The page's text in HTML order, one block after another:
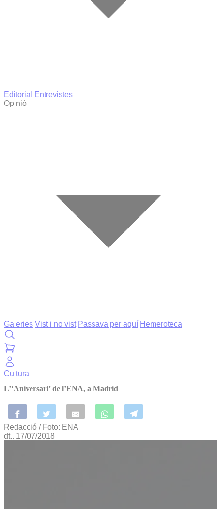
Editorial
Entrevistes
Opinió
Galeries Vist i no vist Passava per aquí Hemeroteca
Cultura
L’‘Aniversari’ de l’ENA, a Madrid
Redacció / Foto: ENA
dt., 17/07/2018